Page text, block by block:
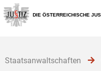
Zur
Hauptnavigation
[1]
Zum
Inhalt
[2]
Zum
Untermenü
[3]
DIE ÖSTERREICHISCHE
Staatsanwaltschaften